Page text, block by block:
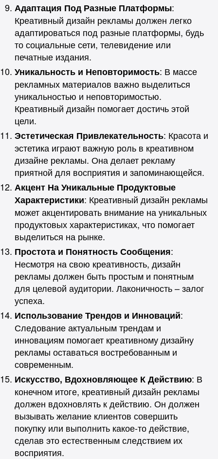
Адаптация Под Разные Платформы:
Креативный дизайн рекламы должен легко
адаптироваться под разные платформы, будь
то социальные сети, телевидение или
печатные издания.
Уникальность и Неповторимость: В массе
рекламных материалов важно выделиться
уникальностью и неповторимостью.
Креативный дизайн помогает достичь этой
цели.
Эстетическая Привлекательность: Красота и
эстетика играют важную роль в креативном
дизайне рекламы. Она делает рекламу
приятной для восприятия и запоминающейся.
Акцент На Уникальные Продуктовые
Характеристики: Креативный дизайн рекламы
может акцентировать внимание на уникальных
продуктовых характеристиках, что помогает
выделиться на рынке.
Простота и Понятность Сообщения:
Несмотря на свою креативность, дизайн
рекламы должен быть простым и понятным
для целевой аудитории. Лаконичность – залог
успеха.
Использование Трендов и Инноваций:
Следование актуальным трендам и
инновациям помогает креативному дизайну
рекламы оставаться востребованным и
современным.
Искусство, Вдохновляющее К Действию: В
конечном итоге, креативный дизайн рекламы
должен вдохновлять к действию. Он должен
вызывать желание клиентов совершить
покупку или выполнить какое-то действие,
сделав это естественным следствием их
восприятия.